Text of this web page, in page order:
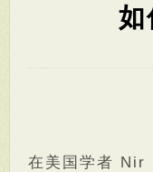
如
在美国学者